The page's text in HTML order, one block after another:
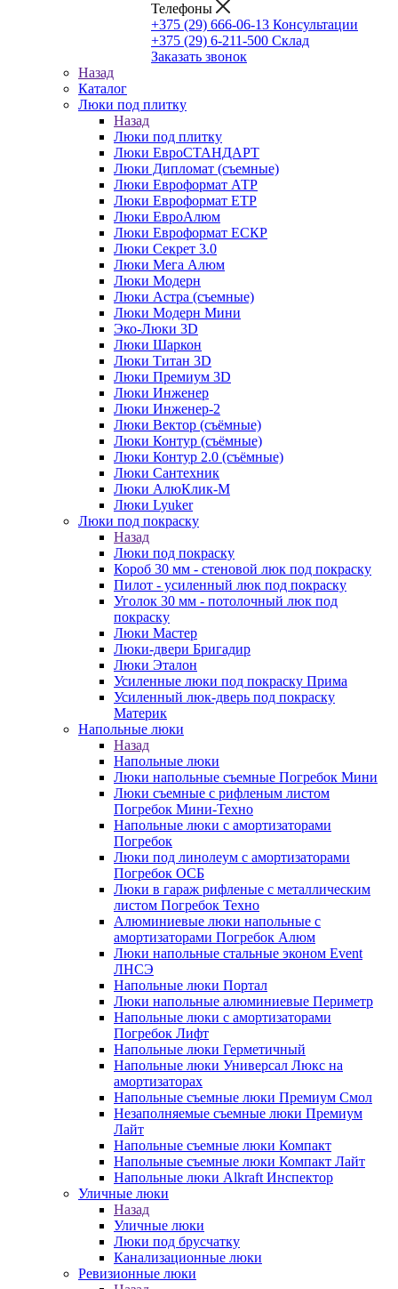
Телефоны
+375 (29) 666-06-13 Консультации
+375 (29) 6-211-500 Склад
Заказать звонок
Назад
Каталог
Люки под плитку
Назад
Люки под плитку
Люки ЕвроСТАНДАРТ
Люки Дипломат (съемные)
Люки Евроформат АТР
Люки Евроформат ЕТР
Люки ЕвроАлюм
Люки Евроформат ЕСКР
Люки Секрет 3.0
Люки Мега Алюм
Люки Модерн
Люки Астра (съемные)
Люки Модерн Мини
Эко-Люки 3D
Люки Шаркон
Люки Титан 3D
Люки Премиум 3D
Люки Инженер
Люки Инженер-2
Люки Вектор (съёмные)
Люки Контур (съёмные)
Люки Контур 2.0 (съёмные)
Люки Сантехник
Люки АлюКлик-М
Люки Lyuker
Люки под покраску
Назад
Люки под покраску
Короб 30 мм - стеновой люк под покраску
Пилот - усиленный люк под покраску
Уголок 30 мм - потолочный люк под
покраску
Люки Мастер
Люки-двери Бригадир
Люки Эталон
Усиленные люки под покраску Прима
Усиленный люк-дверь под покраску
Материк
Напольные люки
Назад
Напольные люки
Люки напольные съемные Погребок Мини
Люки съемные с рифленым листом
Погребок Мини-Техно
Напольные люки с амортизаторами
Погребок
Люки под линолеум с амортизаторами
Погребок ОСБ
Люки в гараж рифленые с металлическим
листом Погребок Техно
Алюминиевые люки напольные с
амортизаторами Погребок Алюм
Люки напольные стальные эконом Event
ЛНСЭ
Напольные люки Портал
Люки напольные алюминиевые Периметр
Напольные люки с амортизаторами
Погребок Лифт
Напольные люки Герметичный
Напольные люки Универсал Люкс на
амортизаторах
Напольные съемные люки Премиум Смол
Незаполняемые съемные люки Премиум
Лайт
Напольные съемные люки Компакт
Напольные съемные люки Компакт Лайт
Напольные люки Alkraft Инспектор
Уличные люки
Назад
Уличные люки
Люки под брусчатку
Канализационные люки
Ревизионные люки